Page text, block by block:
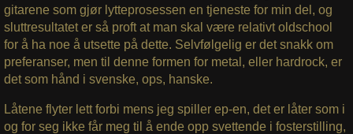
gitarene som gjør lytteprosessen en tjeneste for min del, og
sluttresultatet er så proft at man skal være relativt oldschool
for å ha noe å utsette på dette. Selvfølgelig er det snakk om
preferanser, men til denne formen for metal, eller hardrock, er
det som hånd i svenske, ops, hanske.
Låtene flyter lett forbi mens jeg spiller ep-en, det er låter som i
og for seg ikke får meg til å ende opp svettende i fosterstilling,